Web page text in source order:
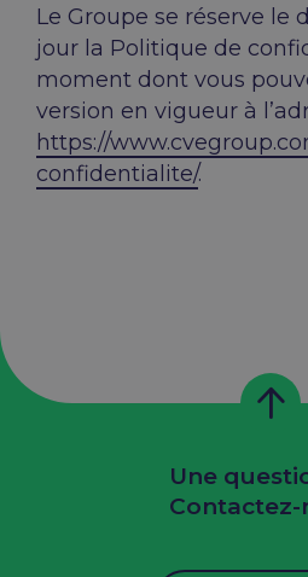
Le Groupe se réserve le
jour la Politique de
moment dont vous
version en vigueur à
https://
confidentialite/.
Une
Contactez-